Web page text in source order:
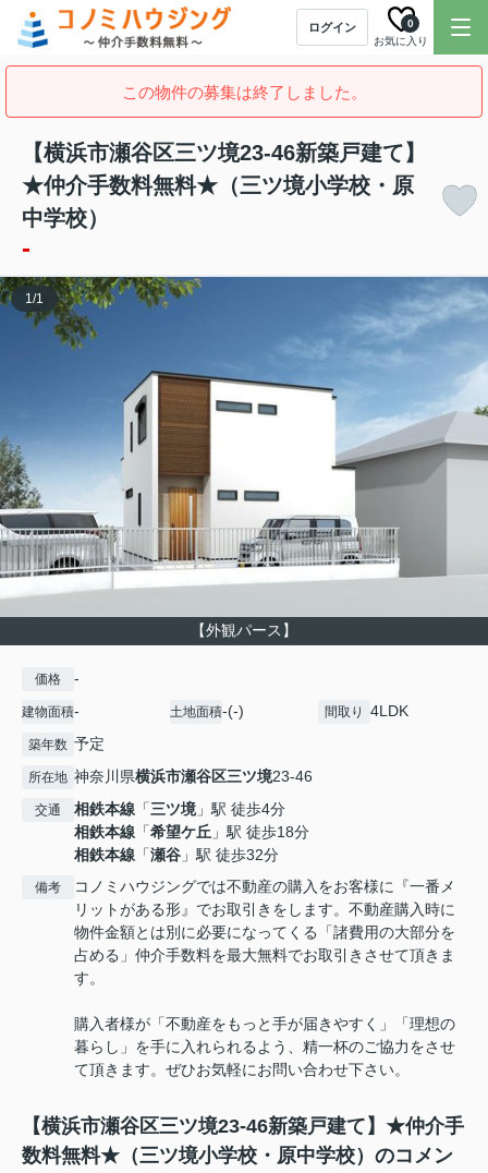
ログイン
お気に入り
0
この物件の募集は終了しました。
【横浜市瀬谷区三ツ境23-46新築戸建て】
★仲介手数料無料★（三ツ境小学校・原
中学校）
-
【外観パース】
1/1
価格 -
建物面積- 土地面積-(-) 間取り 4LDK
築年数 予定
所在地 神奈川県横浜市瀬谷区三ツ境23-46
交通 相鉄本線 「三ツ境」駅 徒歩4分
相鉄本線 「希望ケ丘 」駅 徒歩18分
相鉄本線 「瀬谷 」駅 徒歩32分
備考
コノミハウジングでは不動産の購入をお客様に『一番メ
リットがある形』でお取引きをします。不動産購入時に
物件金額とは別に必要になってくる「諸費用の大部分を
占める」仲介手数料を最大無料でお取引きさせて頂きま
す。
購入者様が「不動産をもっと手が届きやすく」「理想の
暮らし」を手に入れられるよう、精一杯のご協力をさせ
て頂きます。ぜひお気軽にお問い合わせ下さい。
【横浜市瀬谷区三ツ境23-46新築戸建て】★仲介手
数料無料★（三ツ境小学校・原中学校）のコメン